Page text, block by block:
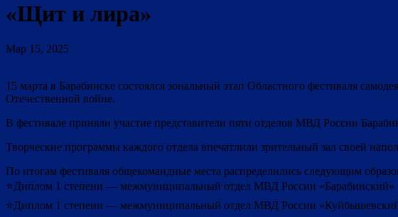
«Щит и лира»
Мар 15, 2025
15 марта в Барабинске состоялся зональный этап Областного фестиваля
Отечественной войне.
В фестивале приняли участие представители пяти отделов МВД России
Творческие программы каждого отдела впечатлили зрительный зал своей
По итогам фестиваля общекомандные места распределились следующим
⭐Диплом 1 степени — межмуниципальный отдел МВД России «Барабинский»
⭐Диплом 1 степени — межмуниципальный отдел МВД России